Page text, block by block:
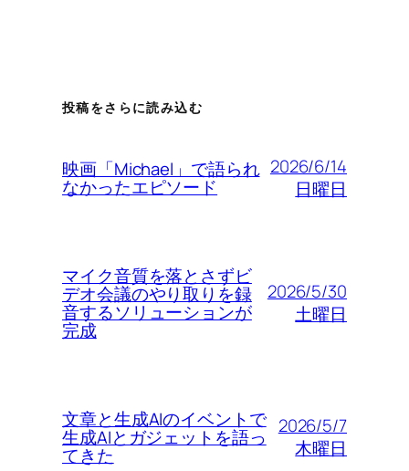
投稿をさらに読み込む
映画「Michael」で語られ
なかったエピソード
2026/6/14
日曜日
マイク音質を落とさずビ
デオ会議のやり取りを録
音するソリューションが
完成
2026/5/30
土曜日
文章と生成AIのイベントで
生成AIとガジェットを語っ
てきた
2026/5/7
木曜日